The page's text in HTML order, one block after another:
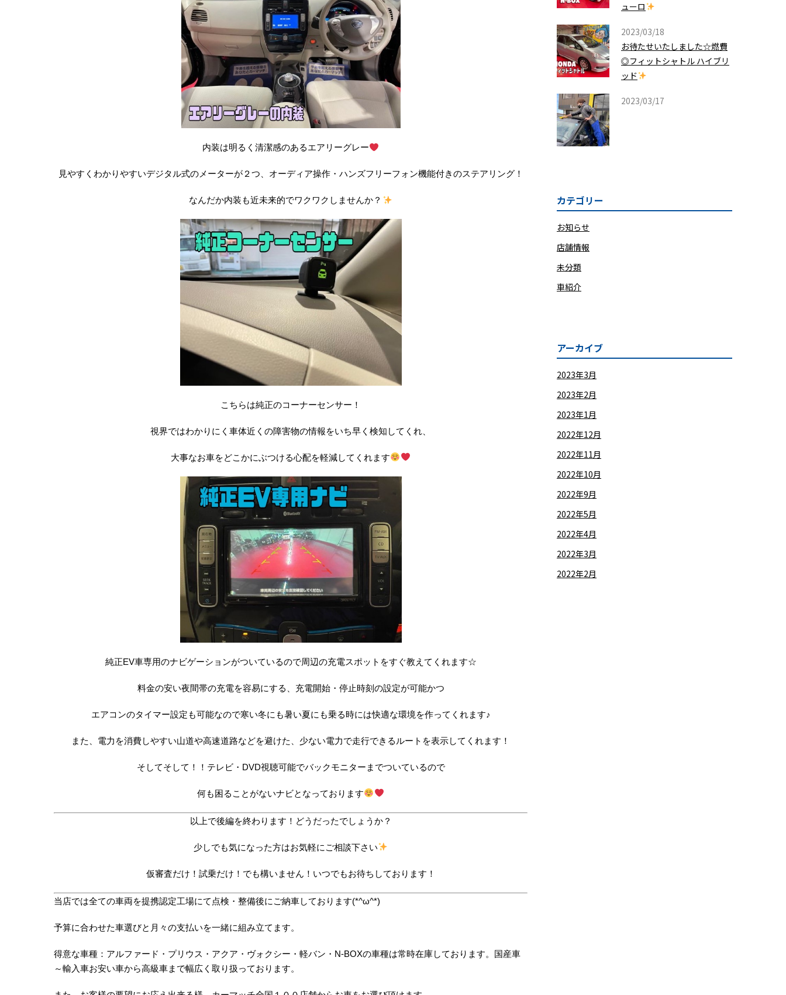
内装は明るく清潔感のあるエアリーグレー
見やすくわかりやすいデジタル式のメーターが２つ、オーディア操作・ハンズフリーフォン機能付きのステアリング！
なんだか内装も近未来的でワクワクしませんか？
こちらは純正のコーナーセンサー！
視界ではわかりにく車体近くの障害物の情報をいち早く検知してくれ、
大事なお車をどこかにぶつける心配を軽減してくれます
純正EV車専用のナビゲーションがついているので周辺の充電スポットをすぐ教えてくれます☆
料金の安い夜間帯の充電を容易にする、充電開始・停止時刻の設定が可能かつ
エアコンのタイマー設定も可能なので寒い冬にも暑い夏にも乗る時には快適な環境を作ってくれます♪
また、電力を消費しやすい山道や高速道路などを避けた、少ない電力で走行できるルートを表示してくれます！
そしてそして！！テレビ・DVD視聴可能でバックモニターまでついているので
何も困ることがないナビとなっております
以上で後編を終わります！どうだったでしょうか？
少しでも気になった方はお気軽にご相談下さい
仮審査だけ！試乗だけ！でも構いません！いつでもお待ちしております！
当店では全ての車両を提携認定工場にて点検・整備後にご納車しております(*^ω^*)
予算に合わせた車選びと月々の支払いを一緒に組み立てます。
得意な車種：アルファード・プリウス・アクア・ヴォクシー・軽バン・N-BOXの車種は常時在庫しております。国産車
～輸入車お安い車から高級車まで幅広く取り扱っております。
ューロ
2023/03/18
お待たせいたしました☆燃費
◎フィットシャトル ハイブリ
ッド
2023/03/17
カテゴリー
お知らせ
店舗情報
未分類
車紹介
アーカイブ
2023年3月
2023年2月
2023年1月
2022年12月
2022年11月
2022年10月
2022年9月
2022年5月
2022年4月
2022年3月
2022年2月